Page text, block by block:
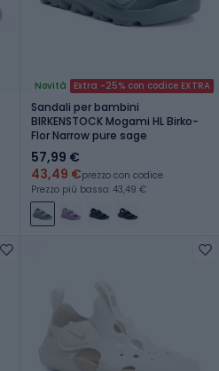
Novità Extra -25% con codice EXTRA
Sandali per bambini
BIRKENSTOCK Mogami HL Birko-
Flor Narrow pure sage
57,99 €
43,49 €prezzo con codice
Prezzo più basso: 43,49 €